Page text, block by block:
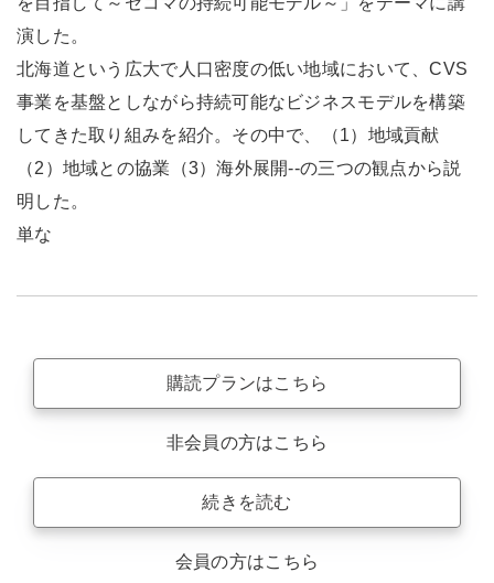
演した。
北海道という広大で人口密度の低い地域において、CVS
事業を基盤としながら持続可能なビジネスモデルを構築
してきた取り組みを紹介。その中で、（1）地域貢献
（2）地域との協業（3）海外展開--の三つの観点から説
明した。
単な
購読プランはこちら
非会員の方はこちら
続きを読む
会員の方はこちら